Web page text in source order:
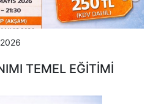
TEMEL EĞİTİMİ